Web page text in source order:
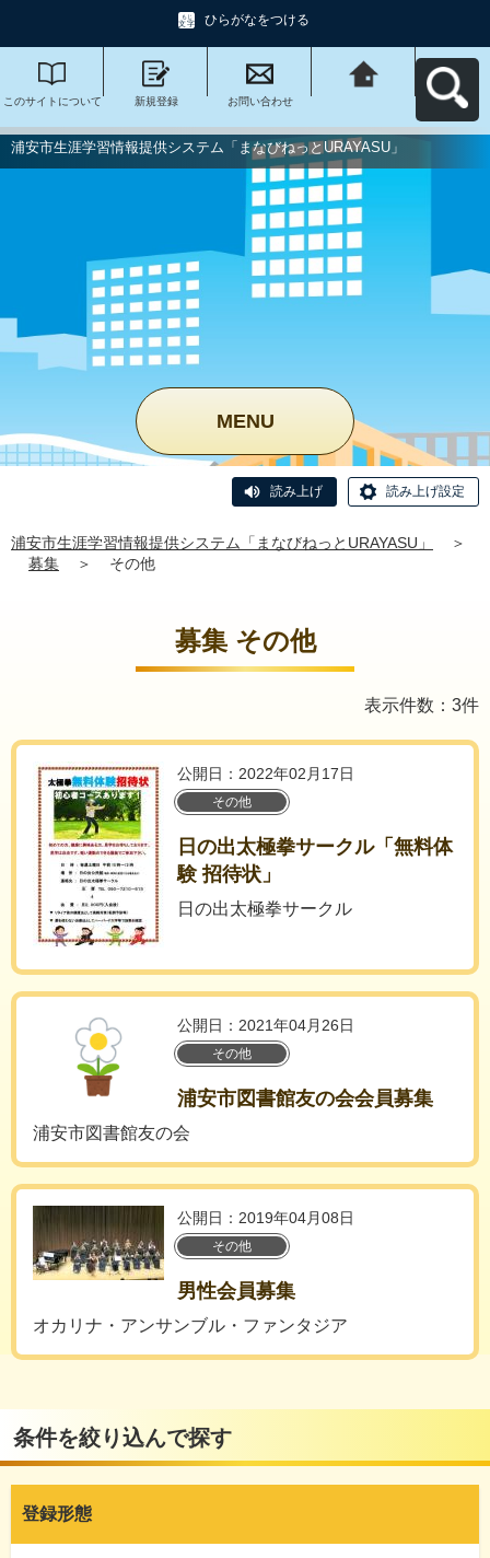
ひらがなをつける
このサイトについて 新規登録 お問い合わせ
びねっと
URAYASU」へ戻る
浦安市生涯学習情報提供システム「まなびねっとURAYASU」
MENU
読み上げ 読み上げ設定
浦安市生涯学習情報提供システム「まなびねっとURAYASU」
＞
募集
＞ その他
募集 その他
表示件数：3件
公開日：2022年02月17日
その他
日の出太極拳サークル「無料体
験 招待状」
日の出太極拳サークル
公開日：2021年04月26日
その他
浦安市図書館友の会会員募集
浦安市図書館友の会
公開日：2019年04月08日
その他
男性会員募集
オカリナ・アンサンブル・ファンタジア
条件を絞り込んで探す
登録形態